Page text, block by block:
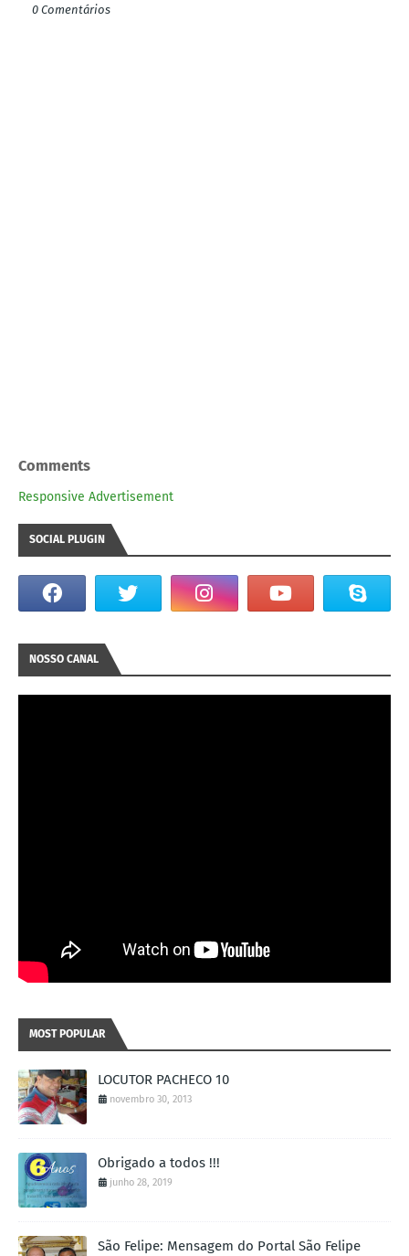
0 Comentários
Comments
Responsive Advertisement
SOCIAL PLUGIN
NOSSO CANAL
MOST POPULAR
LOCUTOR PACHECO 10
novembro 30, 2013
Obrigado a todos !!!
junho 28, 2019
São Felipe: Mensagem do Portal São Felipe